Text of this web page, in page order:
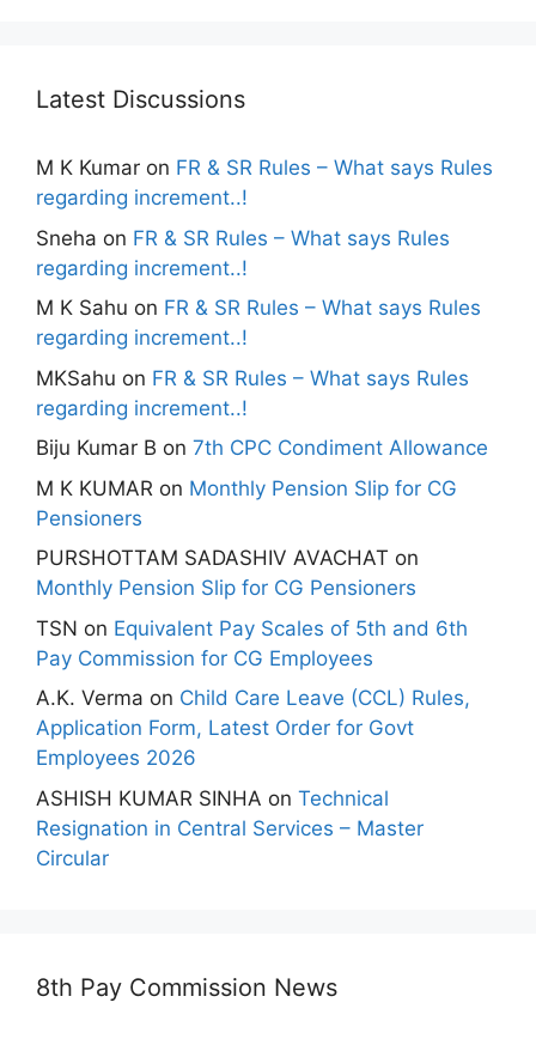
Latest Discussions
M K Kumar on FR & SR Rules – What says Rules
regarding increment..!
Sneha on FR & SR Rules – What says Rules
regarding increment..!
M K Sahu on FR & SR Rules – What says Rules
regarding increment..!
MKSahu on FR & SR Rules – What says Rules
regarding increment..!
Biju Kumar B on 7th CPC Condiment Allowance
M K KUMAR on Monthly Pension Slip for CG
Pensioners
PURSHOTTAM SADASHIV AVACHAT on
Monthly Pension Slip for CG Pensioners
TSN on Equivalent Pay Scales of 5th and 6th
Pay Commission for CG Employees
A.K. Verma on Child Care Leave (CCL) Rules,
Application Form, Latest Order for Govt
Employees 2026
ASHISH KUMAR SINHA on Technical
Resignation in Central Services – Master
Circular
8th Pay Commission News